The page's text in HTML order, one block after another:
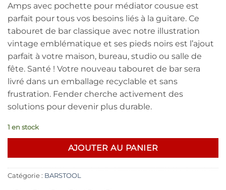
Amps avec pochette pour médiator cousue est
parfait pour tous vos besoins liés à la guitare. Ce
tabouret de bar classique avec notre illustration
vintage emblématique et ses pieds noirs est l’ajout
parfait à votre maison, bureau, studio ou salle de
fête. Santé ! Votre nouveau tabouret de bar sera
livré dans un emballage recyclable et sans
frustration. Fender cherche activement des
solutions pour devenir plus durable.
1 en stock
AJOUTER AU PANIER
Catégorie : BARSTOOL